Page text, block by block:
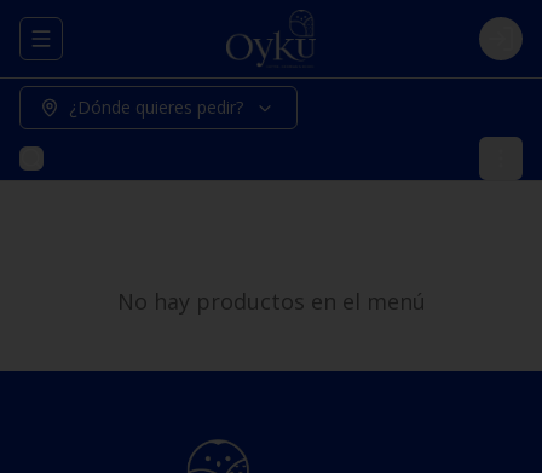
Abrir menu de navegación Login
¿Dónde quieres pedir?
No hay productos en el menú